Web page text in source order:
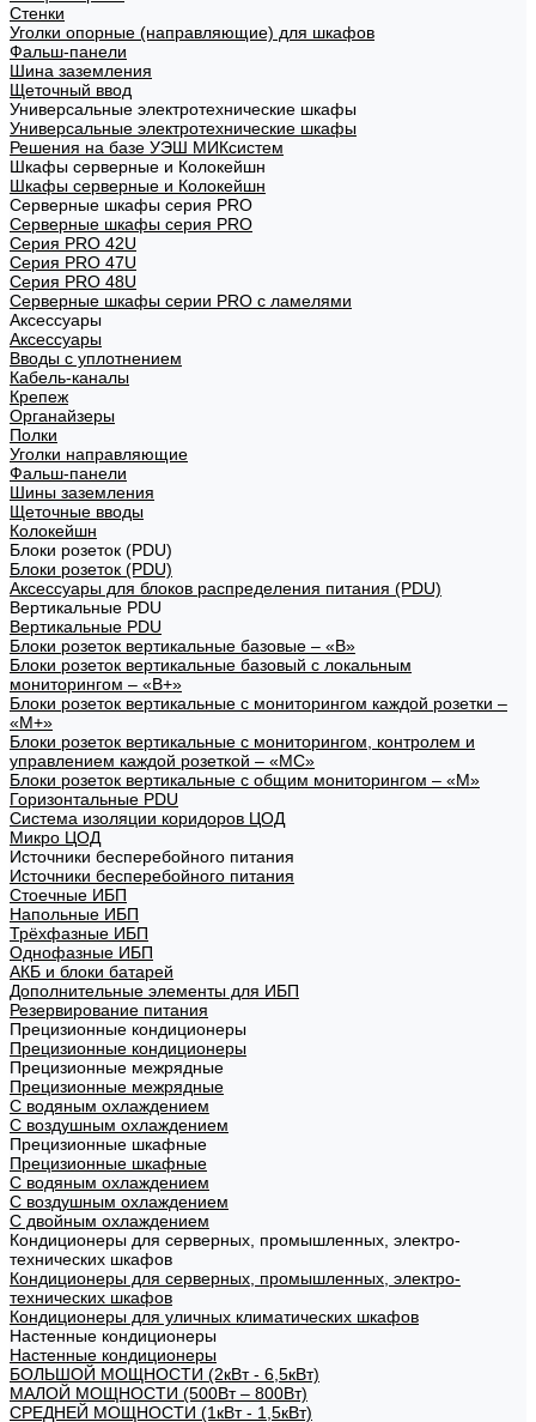
Стенки
Уголки опорные (направляющие) для шкафов
Фальш-панели
Шина заземления
Щеточный ввод
Универсальные электротехнические шкафы
Универсальные электротехнические шкафы
Решения на базе УЭШ МИКсистем
Шкафы серверные и Колокейшн
Шкафы серверные и Колокейшн
Серверные шкафы серия PRO
Серверные шкафы серия PRO
Серия PRO 42U
Серия PRO 47U
Серия PRO 48U
Серверные шкафы серии PRO с ламелями
Аксессуары
Аксессуары
Вводы с уплотнением
Кабель-каналы
Крепеж
Органайзеры
Полки
Уголки направляющие
Фальш-панели
Шины заземления
Щеточные вводы
Колокейшн
Блоки розеток (PDU)
Блоки розеток (PDU)
Аксессуары для блоков распределения питания (PDU)
Вертикальные PDU
Вертикальные PDU
Блоки розеток вертикальные базовые – «В»
Блоки розеток вертикальные базовый с локальным
мониторингом – «В+»
Блоки розеток вертикальные с мониторингом каждой розетки –
«М+»
Блоки розеток вертикальные с мониторингом, контролем и
управлением каждой розеткой – «МС»
Блоки розеток вертикальные с общим мониторингом – «М»
Горизонтальные PDU
Система изоляции коридоров ЦОД
Микро ЦОД
Источники бесперебойного питания
Источники бесперебойного питания
Стоечные ИБП
Напольные ИБП
Трёхфазные ИБП
Однофазные ИБП
АКБ и блоки батарей
Дополнительные элементы для ИБП
Резервирование питания
Прецизионные кондиционеры
Прецизионные кондиционеры
Прецизионные межрядные
Прецизионные межрядные
С водяным охлаждением
С воздушным охлаждением
Прецизионные шкафные
Прецизионные шкафные
С водяным охлаждением
С воздушным охлаждением
С двойным охлаждением
Кондиционеры для серверных, промышленных, электро-
технических шкафов
Кондиционеры для серверных, промышленных, электро-
технических шкафов
Кондиционеры для уличных климатических шкафов
Настенные кондиционеры
Настенные кондиционеры
БОЛЬШОЙ МОЩНОСТИ (2кВт - 6,5кВт)
МАЛОЙ МОЩНОСТИ (500Вт – 800Вт)
СРЕДНЕЙ МОЩНОСТИ (1кВт - 1,5кВт)